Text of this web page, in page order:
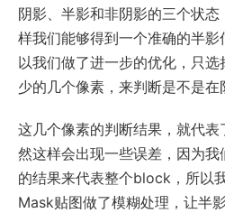
阴影、半影和非阴影的三个状
样我们能够得到一个准确的半
以我们做了进一步的优化，只
少的几个像素，来判断是不是在
这几个像素的判断结果，就代
然这样会出现一些误差，因为
的结果来代表整个block，所以
Mask贴图做了模糊处理，让半